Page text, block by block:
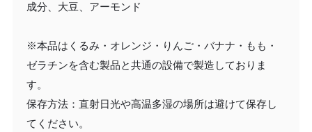
成分、大豆、アーモンド
※本品はくるみ・オレンジ・りんご・バナナ・もも・
ゼラチンを含む製品と共通の設備で製造しておりま
す。
保存方法：直射日光や高温多湿の場所は避けて保存し
てください。